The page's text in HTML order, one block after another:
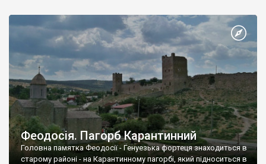
Феодосія. Пагорб Карантинний
Головна памятка Феодосії - Генуезька фортеця знаходиться в
старому районі - на Карантинному пагорбі, який підноситься в